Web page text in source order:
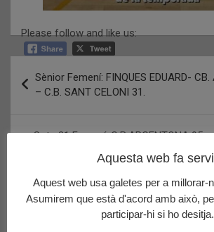
Please follow and like us:
d'entrades
Sènior Femení: FINQUES EDUARD-
– C.B. SANT CELONI 31.
Sots 21 Femení: C.B.ARGENTONA 95 –
Últims posts publicats
Aquesta web fa
Aquest web usa galetes per a millorar-
Asumirem que està d'acord amb això,
participar-hi si ho desitja.